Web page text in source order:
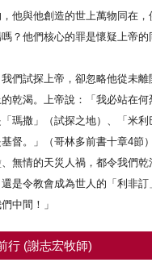
與他創造的世上萬物同在，
？他們核心的罪是懷疑上帝
試探上帝，卻忽略他從未離
乾渴。上帝說：「我必站在
撒」（試探之地）、「米利
督。」（哥林多前書十章4
無情的天災人禍，都令我們
是令教會成為世人的「利非
中間！」
行 (謝志宏牧師)